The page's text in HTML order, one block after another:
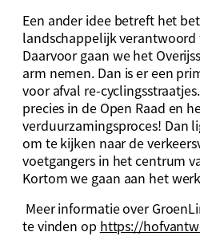
Een ander idee betreft het
landschappelijk
Daarvoor gaan we het
arm nemen. Dan is er een
voor afval re-
precies in de Open Raad en
verduurzamingsproces! Dan
om te kijken naar de
voetgangers in het centrum
Kortom we gaan aan het
Meer informatie over
te vinden op https://